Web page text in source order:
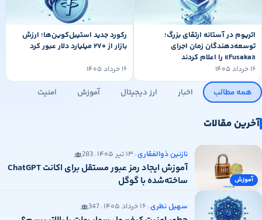
اتریوم در آستانه ارتقای بزرگ؛
توسعه‌دهندگان زمان اجرای
«Fusaka» را اعلام کردند
۱۶ خرداد ۱۴۰۵
رکورد جدید استیبل‌کوین‌ها؛ ارزش
بازار از ۲۷۰ میلیارد دلار عبور کرد
۱۶ خرداد ۱۴۰۵
همه مطالب اخبار ارز دیجیتال آموزش امنیت
آخرین مقالات
آموزش
نازنین ذوالفقاری ۱۳ تیر ۱۴۰۵ 283
آموزش ایجاد رمز عبور مستقل برای اکانت ChatGPT
ساخته‌شده با گوگل
سهیل نظری ۱۶ خرداد ۱۴۰۵ 347